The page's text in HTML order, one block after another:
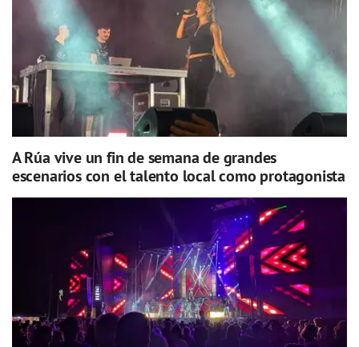
A Rúa vive un fin de semana de grandes
escenarios con el talento local como protagonista